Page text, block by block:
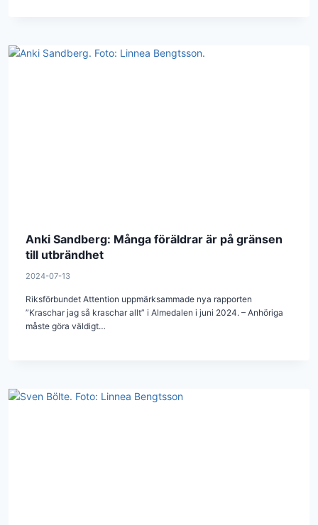
Anki Sandberg: Många föräldrar är på gränsen
till utbrändhet
2024-07-13
Riksförbundet Attention uppmärksammade nya rapporten
”Kraschar jag så kraschar allt” i Almedalen i juni 2024. – Anhöriga
måste göra väldigt…